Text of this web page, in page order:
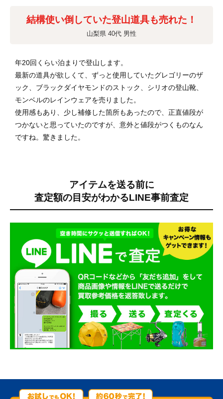
結構使い倒していた登山道具も売れた！
山梨県 40代 男性
年20回くらい泊まりで登山します。
最新の道具が欲しくて、ずっと使用していたグレゴリーのザ
ック、ブラックダイヤモンドのストック、シリオの登山靴、
モンベルのレインウェアを売りました。
使用感もあり、少し補修した箇所もあったので、正直値段が
つかないと思っていたのですが、意外と値段がつくものなん
ですね。驚きました。
アイテムを送る前に
査定額の目安がわかるLINE事前査定